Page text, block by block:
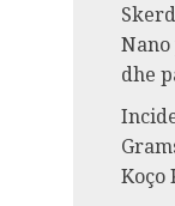
dhe
Koço